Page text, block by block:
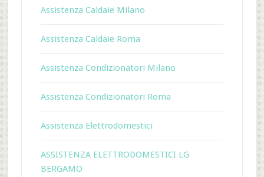
Assistenza Caldaie Milano
Assistenza Caldaie Roma
Assistenza Condizionatori Milano
Assistenza Condizionatori Roma
Assistenza Elettrodomestici
ASSISTENZA ELETTRODOMESTICI LG
BERGAMO